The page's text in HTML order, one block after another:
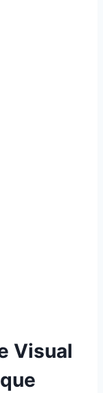
Visual